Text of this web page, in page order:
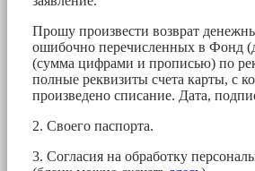
Прошу произвести возврат
ошибочно перечисленных в Фонд
(сумма цифрами и прописью) по
полные реквизиты счета карты, с
произведено списание. Дата,
2. Своего паспорта.
3. Согласия на обработку